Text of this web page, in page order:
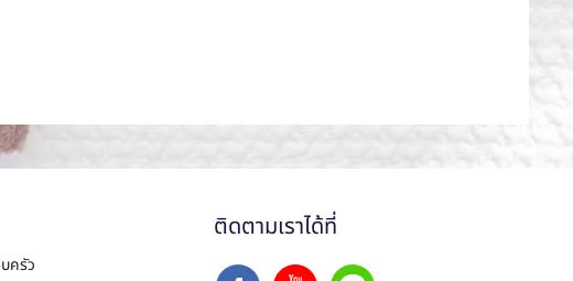
ครัว
ติดตามเราได้ที่